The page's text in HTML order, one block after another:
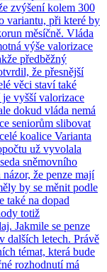
zvýšení kolem 300
variantu, při které by
měsíčně. Vláda
výše valorizace
předběžný
že přesnější
věci staví také
vyšší valorizace
dokud vláda nemá
seniorům slibovat
koalice Varianta
už vyvolala
sněmovního
že penze mají
by se měnit podle
také na dopad
totiž
Jakmile se penze
dalších letech. Právě
témat, která bude
rozhodnutí má